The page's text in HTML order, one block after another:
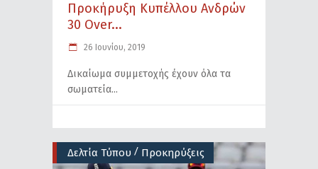
Προκήρυξη Κυπέλλου Ανδρών
30 Over...
26 Ιουνίου, 2019
Δικαίωμα συμμετοχής έχουν όλα τα
σωματεία
Δελτία Τύπου / Προκηρύξεις